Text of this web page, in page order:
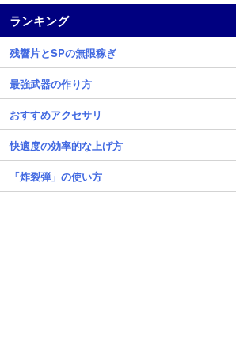
ランキング
残響片とSPの無限稼ぎ
最強武器の作り方
おすすめアクセサリ
快適度の効率的な上げ方
「炸裂弾」の使い方